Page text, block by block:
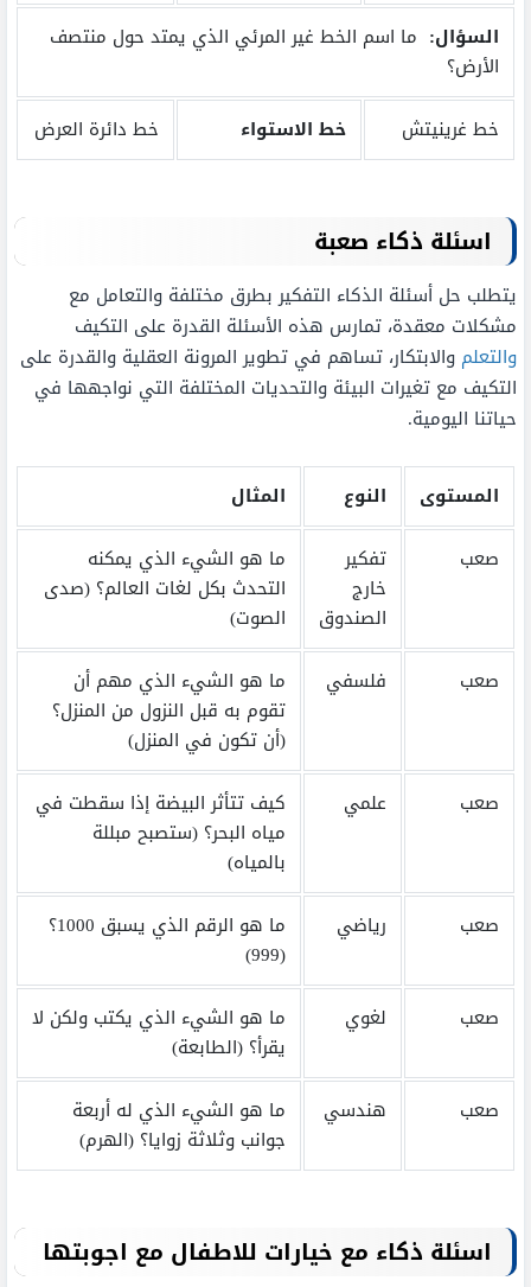
السؤال: ما اسم الخط غير المرئي الذي يمتد حول منتصف
الأرض؟
خط غرينيتش
خط الاستواء خط دائرة العرض
اسئلة ذكاء صعبة
يتطلب حل أسئلة الذكاء التفكير بطرق مختلفة والتعامل مع
مشكلات معقدة، تمارس هذه الأسئلة القدرة على التكيف
والتعلم والابتكار، تساهم في تطوير المرونة العقلية والقدرة على
التكيف مع تغيرات البيئة والتحديات المختلفة التي نواجهها في
حياتنا اليومية.
المستوى النوع
المثال
صعب
تفكير
خارج
الصندوق
ما هو الشيء الذي يمكنه
التحدث بكل لغات العالم؟ (صدى
الصوت)
صعب
فلسفي
ما هو الشيء الذي مهم أن
تقوم به قبل النزول من المنزل؟
(أن تكون في المنزل)
صعب
علمي
كيف تتأثر البيضة إذا سقطت في
مياه البحر؟ (ستصبح مبللة
بالمياه)
صعب
رياضي
ما هو الرقم الذي يسبق 1000؟
(999)
صعب
لغوي
ما هو الشيء الذي يكتب ولكن لا
يقرأ؟ (الطابعة)
صعب
هندسي
ما هو الشيء الذي له أربعة
جوانب وثلاثة زوايا؟ (الهرم)
اسئلة ذكاء مع خيارات للاطفال مع اجوبتها